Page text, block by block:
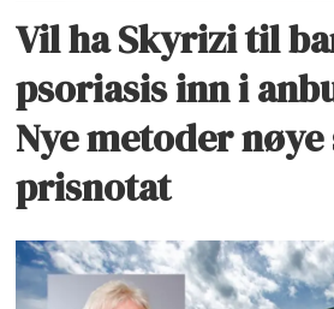
Vil ha Skyrizi til
psoriasis inn i
Nye metoder nøye
prisnotat